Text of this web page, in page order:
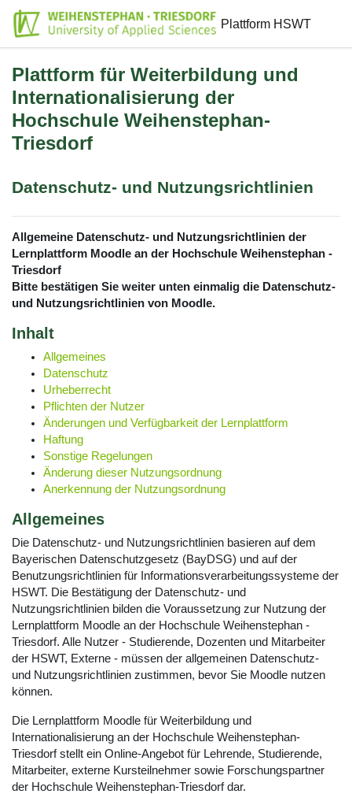
Zum Hauptinhalt
Plattform HSWT
Plattform für Weiterbildung und
Internationalisierung der
Hochschule Weihenstephan-
Triesdorf
Datenschutz- und Nutzungsrichtlinien
Allgemeine Datenschutz- und Nutzungsrichtlinien der
Lernplattform Moodle an der Hochschule Weihenstephan -
Triesdorf
Bitte bestätigen Sie weiter unten einmalig die Datenschutz-
und Nutzungsrichtlinien von Moodle.
Inhalt
Allgemeines
Datenschutz
Urheberrecht
Pflichten der Nutzer
Änderungen und Verfügbarkeit der Lernplattform
Haftung
Sonstige Regelungen
Änderung dieser Nutzungsordnung
Anerkennung der Nutzungsordnung
Allgemeines
Die Datenschutz- und Nutzungsrichtlinien basieren auf dem
Bayerischen Datenschutzgesetz (BayDSG) und auf der
Benutzungsrichtlinien für Informationsverarbeitungssysteme der
HSWT. Die Bestätigung der Datenschutz- und
Nutzungsrichtlinien bilden die Voraussetzung zur Nutzung der
Lernplattform Moodle an der Hochschule Weihenstephan -
Triesdorf. Alle Nutzer - Studierende, Dozenten und Mitarbeiter
der HSWT, Externe - müssen der allgemeinen Datenschutz-
und Nutzungsrichtlinien zustimmen, bevor Sie Moodle nutzen
können.
Die Lernplattform Moodle für Weiterbildung und
Internationalisierung an der Hochschule Weihenstephan-
Triesdorf stellt ein Online-Angebot für Lehrende, Studierende,
Mitarbeiter, externe Kursteilnehmer sowie Forschungspartner
der Hochschule Weihenstephan-Triesdorf dar.